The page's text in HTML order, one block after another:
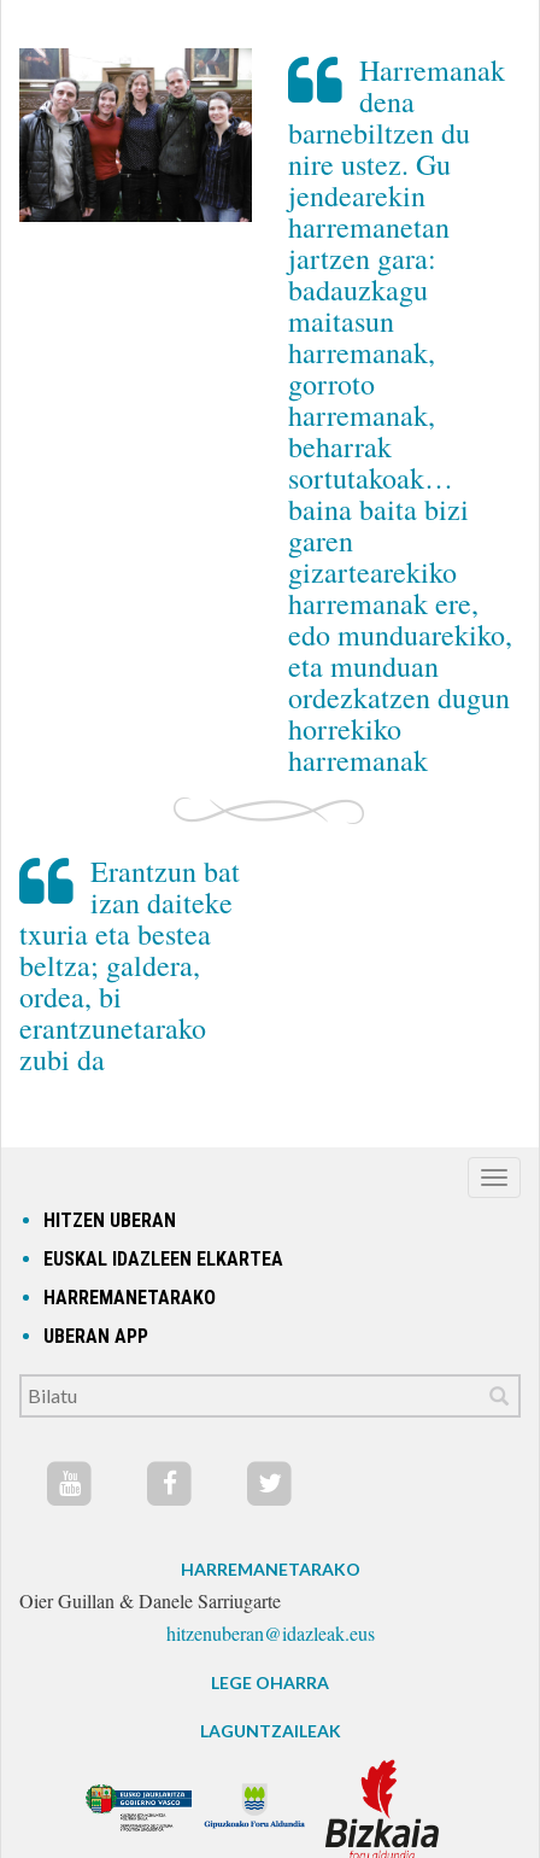
Harremanak
dena
barnebiltzen du
nire ustez. Gu
jendearekin
harremanetan
jartzen gara:
badauzkagu
maitasun
harremanak,
gorroto
harremanak,
beharrak
sortutakoak…
baina baita bizi
garen
gizartearekiko
harremanak ere,
edo munduarekiko,
eta munduan
ordezkatzen dugun
horrekiko
harremanak
Erantzun bat
izan daiteke
txuria eta bestea
beltza; galdera,
ordea, bi
erantzunetarako
zubi da
HITZEN UBERAN
EUSKAL IDAZLEEN ELKARTEA
HARREMANETARAKO
UBERAN APP
HARREMANETARAKO
Oier Guillan & Danele Sarriugarte
hitzenuberan@idazleak.eus
LEGE OHARRA
LAGUNTZAILEAK